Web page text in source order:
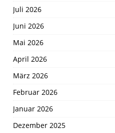
Juli 2026
Juni 2026
Mai 2026
April 2026
März 2026
Februar 2026
Januar 2026
Dezember 2025